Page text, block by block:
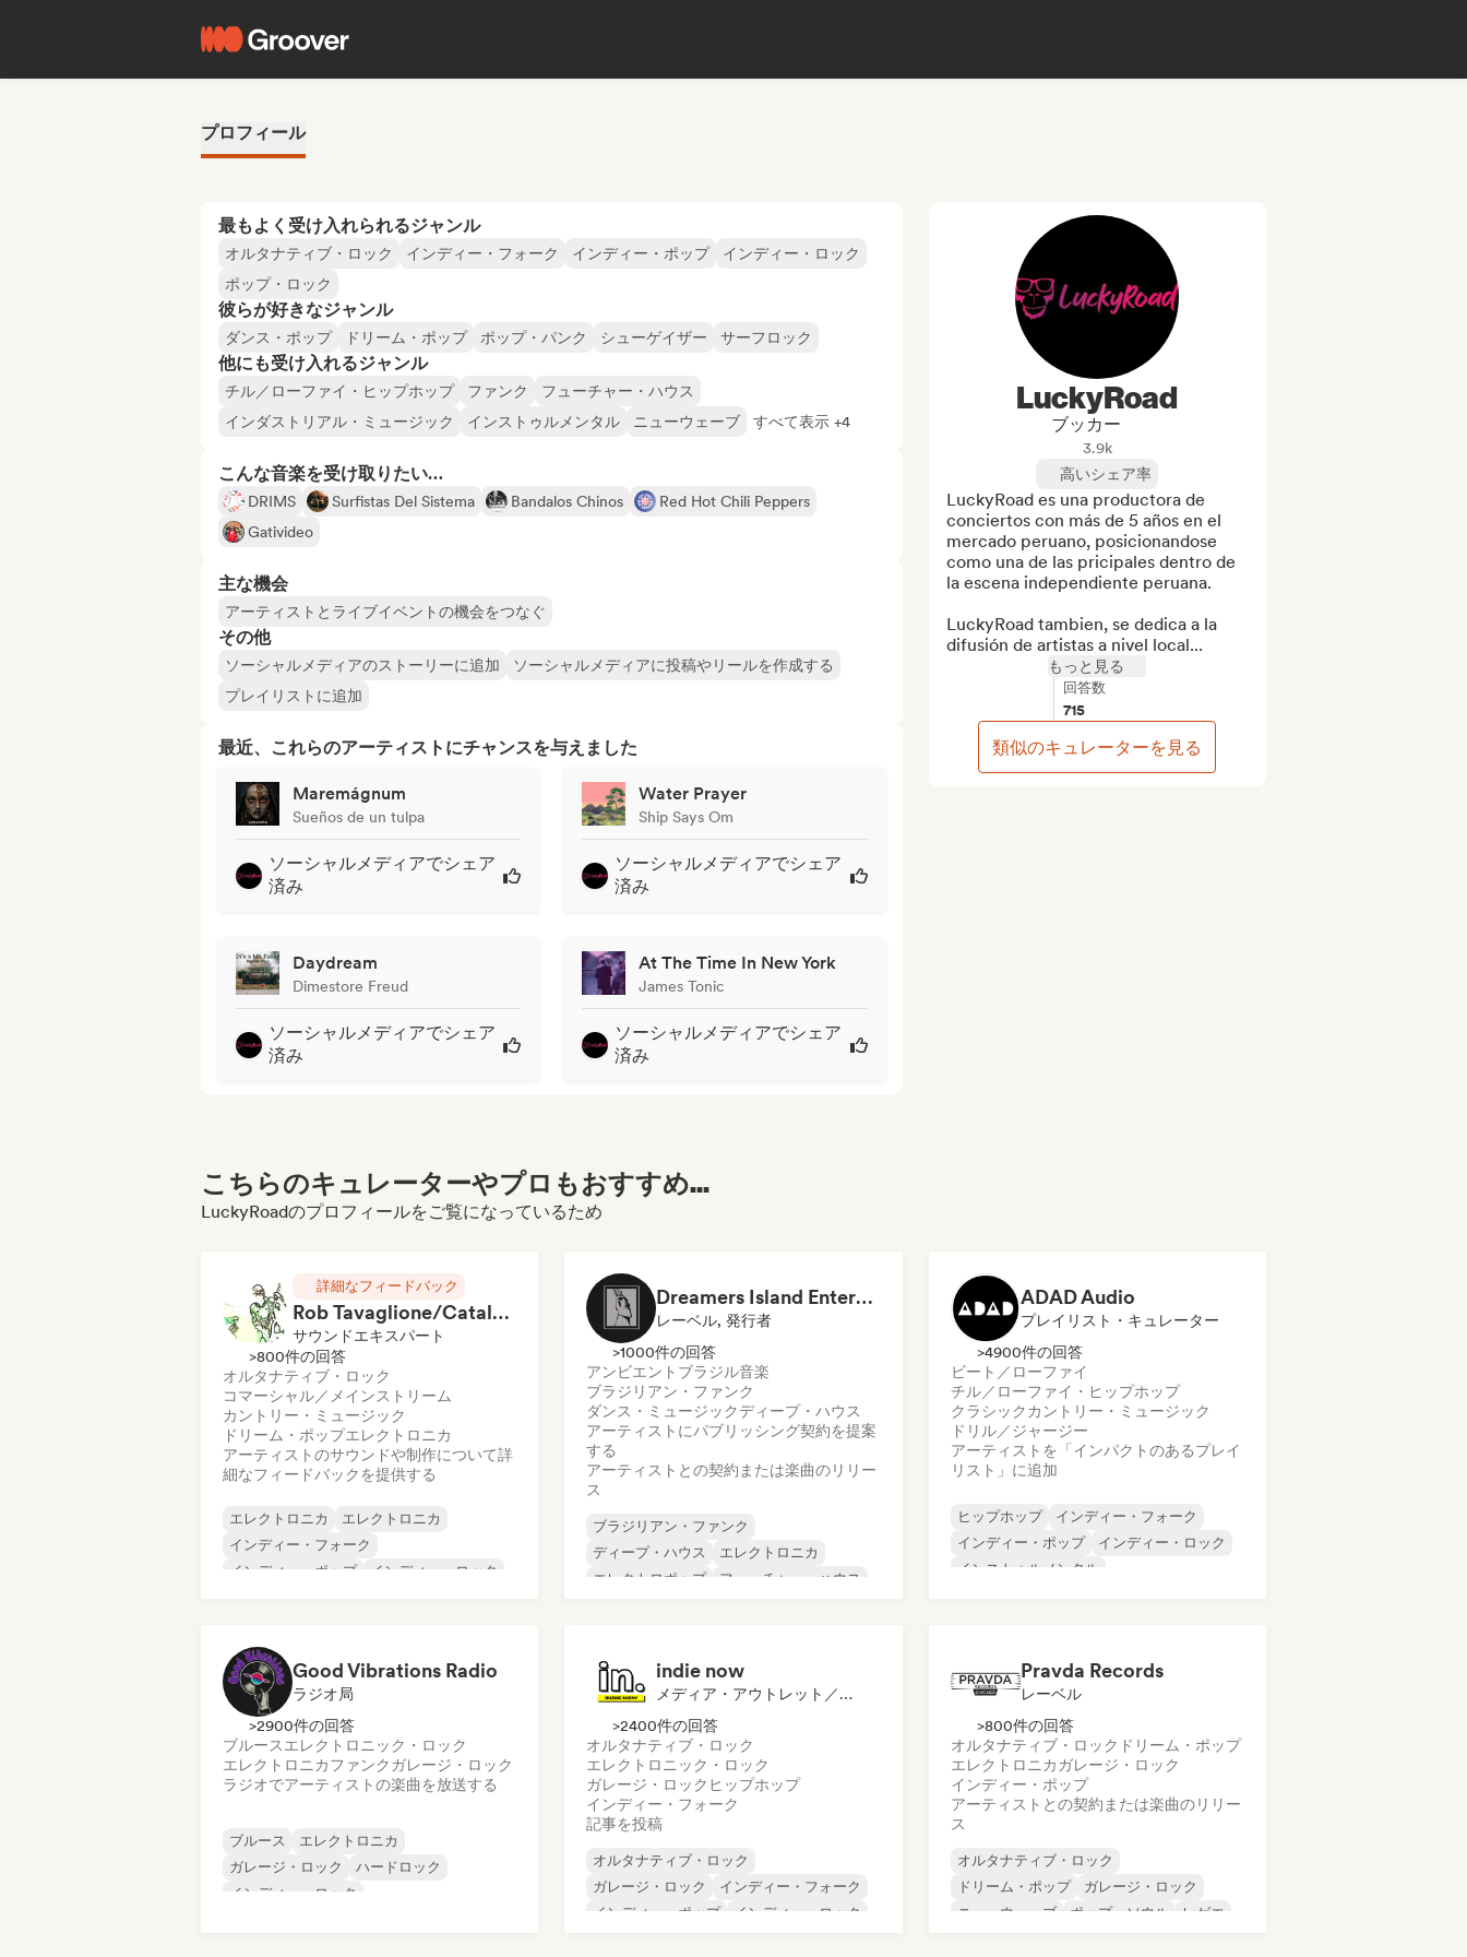
プロフィール
最もよく受け入れられるジャンル
オルタナティブ・ロック インディー・フォーク インディー・ポップ
インディー・ロック
ポップ・ロック
彼らが好きなジャンル
ダンス・ポップ ドリーム・ポップ ポップ・パンク シューゲイザー サーフロック
他にも受け入れるジャンル
チル／ローファイ・ヒップホップ ファンク
フューチャー・ハウス
インダストリアル・ミュージック
インストゥルメンタル ニューウェーブ すべて表示 +4
こんな音楽を受け取りたい…
DRIMS Surfistas Del Sistema Bandalos Chinos
Red Hot Chili Peppers
Gativideo
主な機会
アーティストとライブイベントの機会をつなぐ
その他
ソーシャルメディアのストーリーに追加
ソーシャルメディアに投稿やリールを作成する
プレイリストに追加
最近、これらのアーティストにチャンスを与えました
Maremágnum
Sueños de un tulpa
ソーシャルメディアでシェア
済み
Water Prayer
Ship Says Om
ソーシャルメディアでシェア
済み
Daydream
Dimestore Freud
ソーシャルメディアでシェア
済み
At The Time In New York
James Tonic
ソーシャルメディアでシェア
済み
LuckyRoad
ブッカー
3.9k
高いシェア率
LuckyRoad es una productora de
conciertos con más de 5 años en el
mercado peruano, posicionandose
como una de las pricipales dentro de
la escena independiente peruana.
LuckyRoad tambien, se dedica a la
difusión de artistas a nivel local...
もっと見る
回答数
715
類似のキュレーターを見る
こちらのキュレーターやプロもおすすめ...
LuckyRoadのプロフィールをご覧になっているため
詳細なフィードバック
Rob Tavaglione/Catalyst Recording
サウンドエキスパート
>800件の回答
オルタナティブ・ロック
コマーシャル／メインストリーム
カントリー・ミュージック
ドリーム・ポップエレクトロニカ
アーティストのサウンドや制作について詳
細なフィードバックを提供する
エレクトロニカ
エレクトロニカ
インディー・フォーク
インディー・ポップ
インディー・ロック
ック
Dreamers Island Entertainment
レーベル, 発行者
>1000件の回答
アンビエント ブラジル音楽
ブラジリアン・ファンク
ダンス・ミュージックディープ・ハウス
アーティストにパブリッシング契約を提案
する
アーティストとの契約または楽曲のリリー
ス
ブラジリアン・ファンク
ディープ・ハウス
エレクトロニカ
エレクトロポップ
フューチャー・ハウス
ADAD Audio
プレイリスト・キュレーター
>4900件の回答
ビート／ローファイ
チル／ローファイ・ヒップホップ
クラシック カントリー・ミュージック
ドリル／ジャージー
アーティストを「インパクトのあるプレイ
リスト」に追加
ヒップホップ
インディー・フォーク
インディー・ポップ
インディー・ロック
インストゥルメンタル
Good Vibrations Radio
ラジオ局
>2900件の回答
ブルースエレクトロニック・ロック
エレクトロニカファンクガレージ・ロック
ラジオでアーティストの楽曲を放送する
ブルース
エレクトロニカ
ガレージ・ロック
ハードロック
インディー・ロック
indie now
メディア・アウトレット／ジャーナリスト
>2400件の回答
オルタナティブ・ロック
エレクトロニック・ロック
ガレージ・ロック ヒップホップ
インディー・フォーク
記事を投稿
オルタナティブ・ロック
ガレージ・ロック
インディー・フォーク
インディー・ポップ
インディー・ロック
Pravda Records
レーベル
>800件の回答
オルタナティブ・ロック ドリーム・ポップ
エレクトロニカガレージ・ロック
インディー・ポップ
アーティストとの契約または楽曲のリリー
ス
オルタナティブ・ロック
ドリーム・ポップ
ガレージ・ロック
ニューウェーブ
ポップ・ソウル
レゲエ